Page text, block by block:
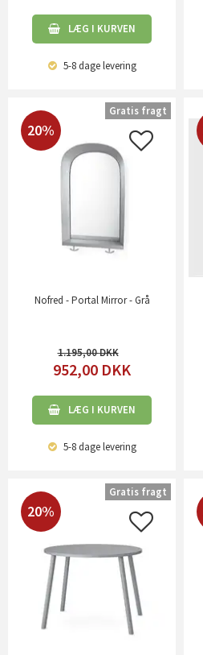
LÆG I KURVEN
5-8 dagelevering
20%
Nofred - Portal Mirror - Grå
1.195,00
952,00 DKK
LÆG I KURVEN
5-8 dagelevering
Gratis fragt
20%
Gratis fragt